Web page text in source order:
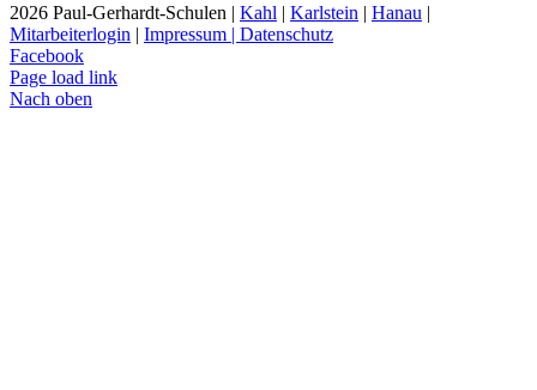
2026 Paul-Gerhardt-Schulen | Kahl | Karlstein | Hanau |
Mitarbeiterlogin | Impressum | Datenschutz
Facebook
Page load link
Nach oben